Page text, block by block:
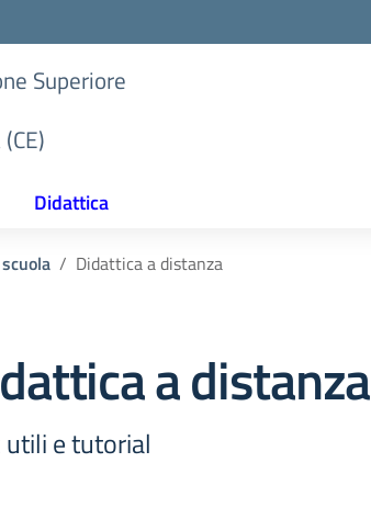
Superiore
Didattica
Didattica a distanza
a distanza
utili e tutorial